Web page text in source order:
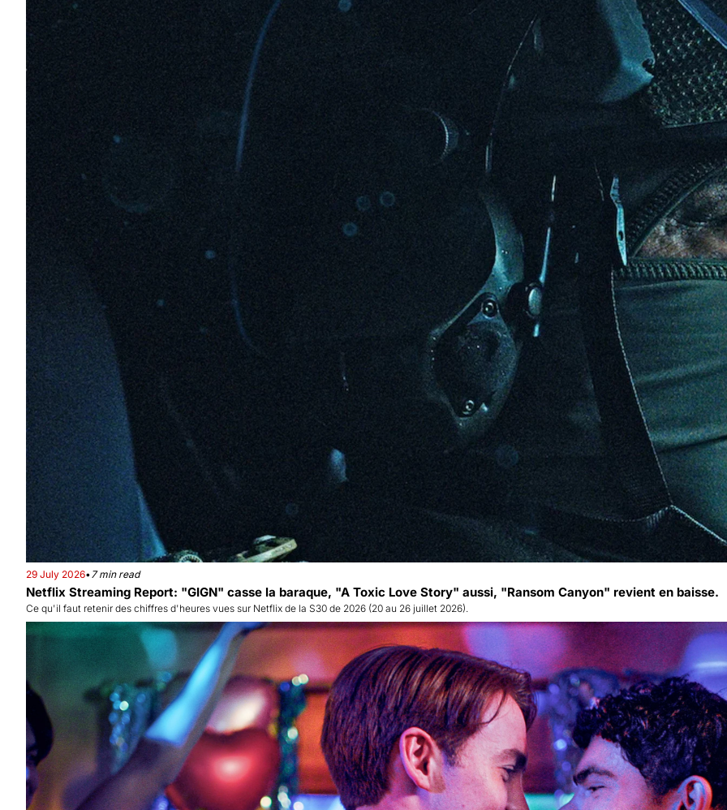
29 July 2026•7 min read
Netflix Streaming Report: "GIGN" casse la baraque, "A Toxic Love Story" aussi, "Ransom Canyon" revient en baisse.
Ce qu'il faut retenir des chiffres d'heures vues sur Netflix de la S30 de 2026 (20 au 26 juillet 2026).